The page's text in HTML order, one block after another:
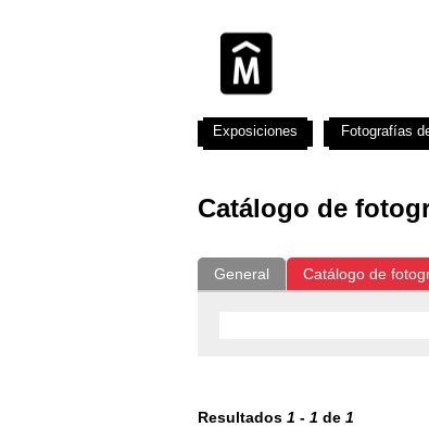
Catálogo de
General Catálogo de
Resultados 1 - 1 de 1
Exposiciones Fotografías